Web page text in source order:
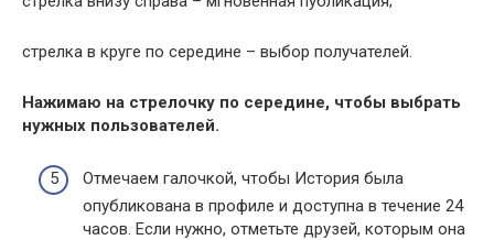
стрелка в круге по середине – выбор получателей.
Нажимаю на стрелочку по середине, чтобы выбрать
нужных пользователей.
Отмечаем галочкой, чтобы История была
опубликована в профиле и доступна в течение 24
часов. Если нужно, отметьте друзей, которым она